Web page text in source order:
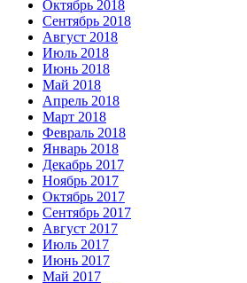
Октябрь 2018
Сентябрь 2018
Август 2018
Июль 2018
Июнь 2018
Май 2018
Апрель 2018
Март 2018
Февраль 2018
Январь 2018
Декабрь 2017
Ноябрь 2017
Октябрь 2017
Сентябрь 2017
Август 2017
Июль 2017
Июнь 2017
Май 2017